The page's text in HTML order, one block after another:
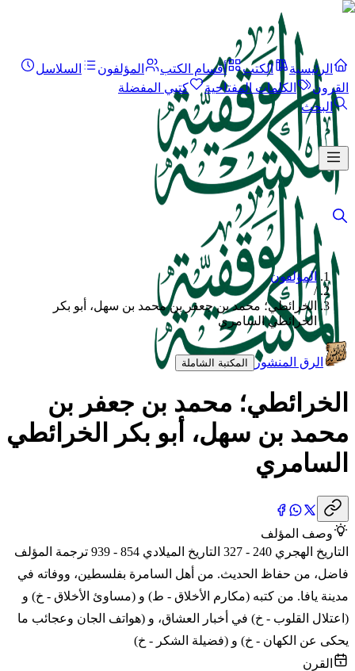
الرئيسية الكتب أقسام الكتب المؤلفون
السلاسل
القرون
الكلمات المفتاحية
كتبي المفضلة
البحث
المؤلفون
/
الخرائطي؛ محمد بن جعفر بن محمد بن سهل، أبو بكر
الخرائطي السامري
الرق المنشور المكتبة الشاملة
الخرائطي؛ محمد بن جعفر بن
محمد بن سهل، أبو بكر الخرائطي
السامري
وصف المؤلف
التاريخ الهجري 240 - 327 التاريخ الميلادي 854 - 939 ترجمة المؤلف
فاضل، من حفاظ الحديث. من أهل السامرة بفلسطين، ووفاته في
مدينة يافا. من كتبه (مكارم الأخلاق - ط) و (مساوئ الأخلاق - خ) و
(اعتلال القلوب - خ) في أخبار العشاق، و (هواتف الجان وعجائب ما
يحكى عن الكهان - خ) و (فضيلة الشكر - خ)
القرن